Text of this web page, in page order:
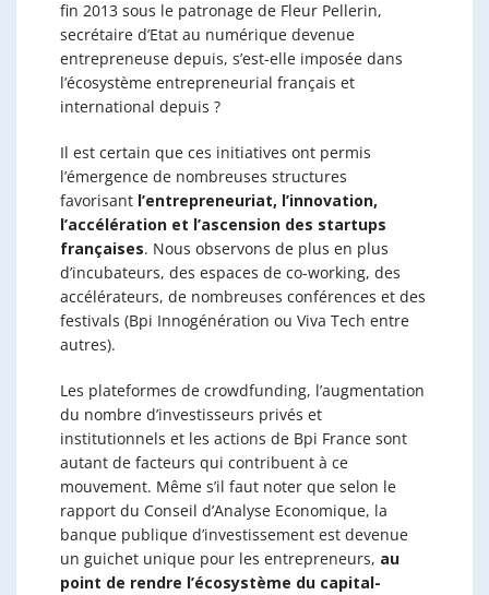
fin 2013 sous le patronage de Fleur Pellerin,
secrétaire d’Etat au numérique devenue
entrepreneuse depuis, s’est-elle imposée dans
l’écosystème entrepreneurial français et
international depuis ?
Il est certain que ces initiatives ont permis
l’émergence de nombreuses structures
favorisant l’entrepreneuriat, l’innovation,
l’accélération et l’ascension des startups
françaises. Nous observons de plus en plus
d’incubateurs, des espaces de co-working, des
accélérateurs, de nombreuses conférences et des
festivals (Bpi Innogénération ou Viva Tech entre
autres).
Les plateformes de crowdfunding, l’augmentation
du nombre d’investisseurs privés et
institutionnels et les actions de Bpi France sont
autant de facteurs qui contribuent à ce
mouvement. Même s’il faut noter que selon le
rapport du Conseil d’Analyse Economique, la
banque publique d’investissement est devenue
un guichet unique pour les entrepreneurs, au
point de rendre l’écosystème du capital-